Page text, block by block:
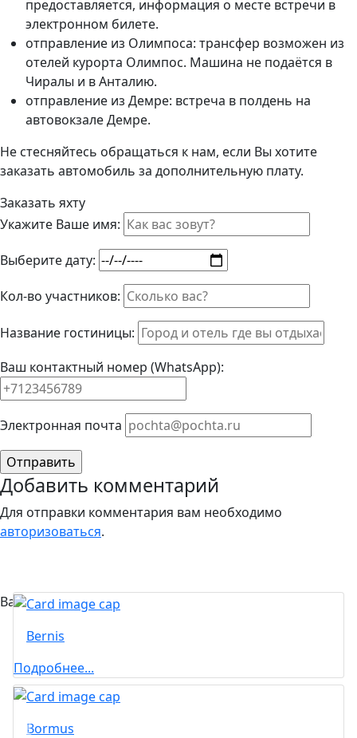
предоставляется, информация о месте встречи в
электронном билете.
отправление из Олимпоса: трансфер возможен из
отелей курорта Олимпос. Машина не подаётся в
Чиралы и в Анталию.
отправление из Демре: встреча в полдень на
автовокзале Демре.
Не стесняйтесь обращаться к нам, если Вы хотите
заказать автомобиль за дополнительную плату.
Заказать яхту
Укажите Ваше имя:
Выберите дату:
Кол-во участников:
Название гостиницы:
Ваш контактный номер (WhatsApp):
Элeктрoннaя пoчтa
Добавить комментарий
Для отправки комментария вам необходимо
авторизоваться.
Вас может заинтересовать...
Bernis
Подробнее...
Bormus